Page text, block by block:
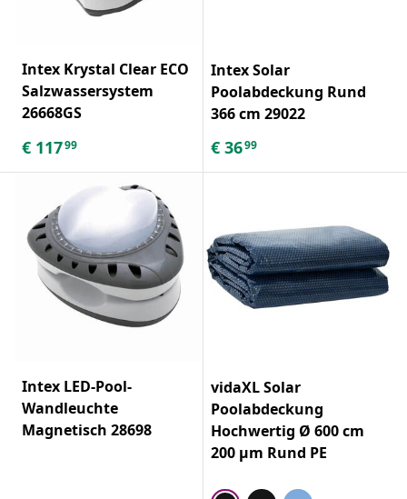
Intex Krystal Clear ECO
Salzwassersystem
26668GS
€ 11799
Intex Solar
Poolabdeckung Rund
366 cm 29022
€ 3699
Intex LED-Pool-
Wandleuchte
Magnetisch 28698
vidaXL Solar
Poolabdeckung
Hochwertig Ø 600 cm
200 μm Rund PE